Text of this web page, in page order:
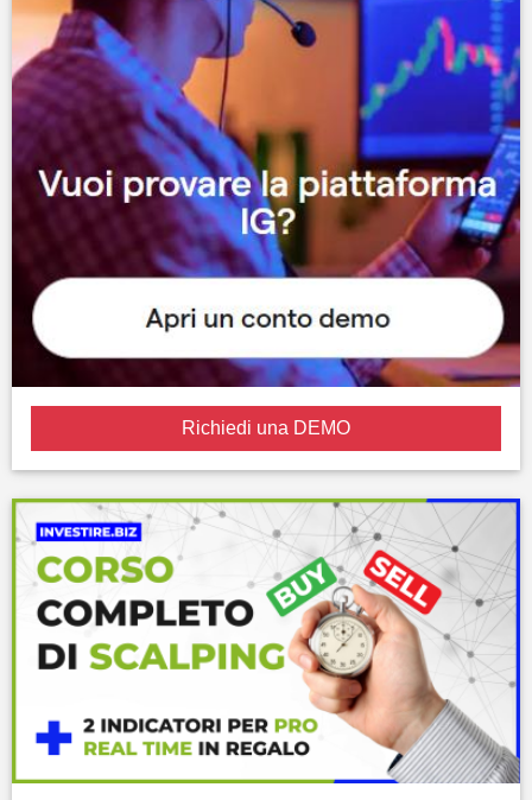
Richiedi una DEMO